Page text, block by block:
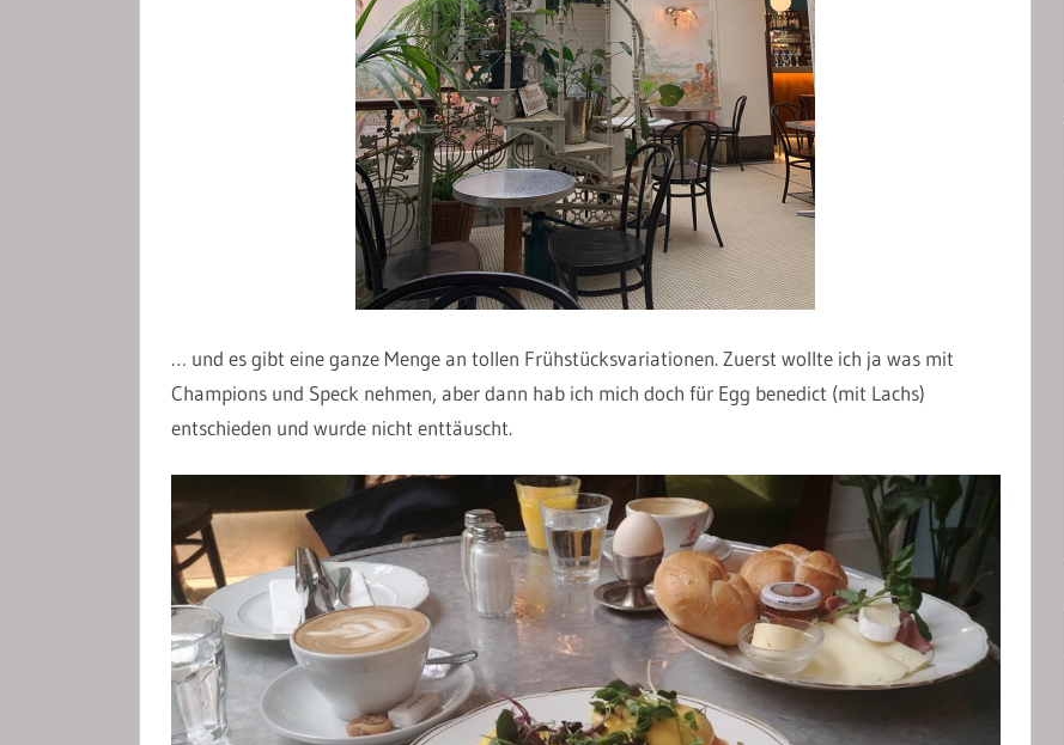
… und es gibt eine ganze Menge an tollen Frühstücksvariationen. Zuerst wollte ich ja was mit
Champions und Speck nehmen, aber dann hab ich mich doch für Egg benedict (mit Lachs)
entschieden und wurde nicht enttäuscht.